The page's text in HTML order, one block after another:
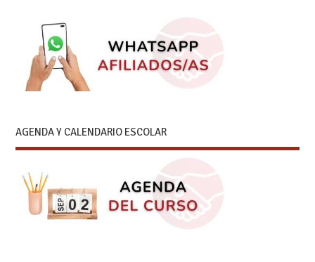
AGENDA Y CALENDARIO ESCOLAR